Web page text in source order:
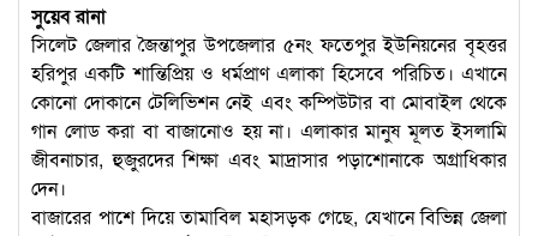
সুয়েব রানা
সিলেট জেলার জৈন্তাপুর উপজেলার ৫নং ফতেপুর ইউনিয়নের বৃহত্তর
হরিপুর একটি শান্তিপ্রিয় ও ধর্মপ্রাণ এলাকা হিসেবে পরিচিত। এখানে
কোনো দোকানে টেলিভিশন নেই এবং কম্পিউটার বা মোবাইল থেকে
গান লোড করা বা বাজানোও হয় না। এলাকার মানুষ মূলত ইসলামি
জীবনাচার, হুজুরদের শিক্ষা এবং মাদ্রাসার পড়াশোনাকে অগ্রাধিকার
দেন।
বাজারের পাশে দিয়ে তামাবিল মহাসড়ক গেছে, যেখানে বিভিন্ন জেলা